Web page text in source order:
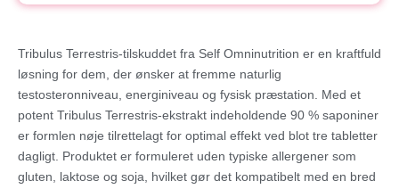
Tribulus Terrestris-tilskuddet fra Self Omninutrition er en kraftfuld
løsning for dem, der ønsker at fremme naturlig
testosteronniveau, energiniveau og fysisk præstation. Med et
potent Tribulus Terrestris-ekstrakt indeholdende 90 % saponiner
er formlen nøje tilrettelagt for optimal effekt ved blot tre tabletter
dagligt. Produktet er formuleret uden typiske allergener som
gluten, laktose og soja, hvilket gør det kompatibelt med en bred